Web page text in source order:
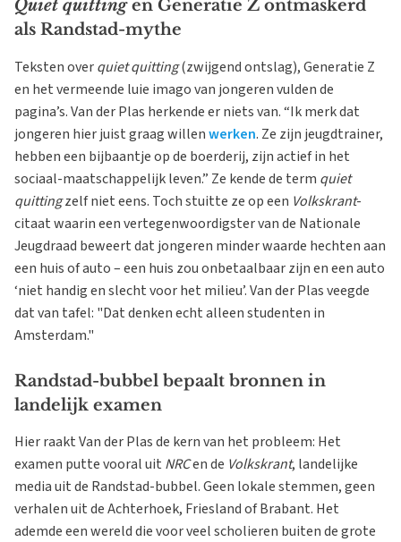
Quiet quittingen Generatie Z ontmaskerd
als Randstad-mythe
Teksten overquiet quitting(zwijgend ontslag), Generatie Z
en het vermeende luie imago van jongeren vulden de
pagina’s. Van der Plas herkende er niets van. “Ik merk dat
jongeren hier juist graag willenwerken. Ze zijn jeugdtrainer,
hebben een bijbaantje op de boerderij, zijn actief in het
sociaal-maatschappelijk leven.” Ze kende de term quiet
quittingzelf niet eens. Toch stuitte ze op een Volkskrant-
citaat waarin een vertegenwoordigster van de Nationale
Jeugdraad beweert dat jongeren minder waarde hechten aan
een huis of auto – een huis zou onbetaalbaar zijn en een auto
‘niet handig en slecht voor het milieu’. Van der Plas veegde
dat van tafel: "Dat denken echt alleen studenten in
Amsterdam."
Randstad-bubbel bepaalt bronnen in
landelijk examen
Hier raakt Van der Plas de kern van het probleem: Het
examen putte vooral uit NRCen de Volkskrant, landelijke
media uit de Randstad-bubbel. Geen lokale stemmen, geen
verhalen uit de Achterhoek, Friesland of Brabant. Het
ademde een wereld die voor veel scholieren buiten de grote